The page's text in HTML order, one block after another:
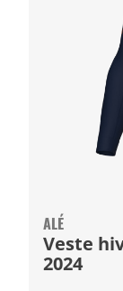
ALÉ
Veste
2024